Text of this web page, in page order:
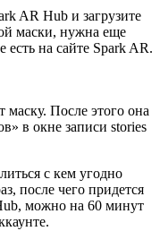
AR Hub и загрузите
маски, нужна еще
на сайте Spark AR.
маску. После этого она
в окне записи stories
с кем угодно
после чего придется
можно на 60 минут